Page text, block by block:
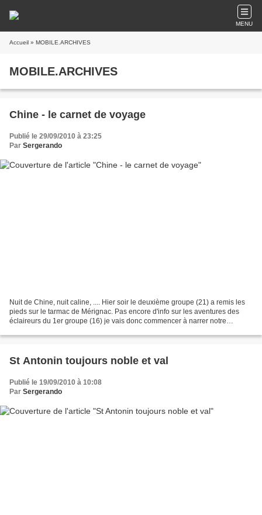
MENU
Accueil » MOBILE.ARCHIVES
MOBILE.ARCHIVES
Chine - le carnet de voyage
Publié le 29/09/2010 à 23:25
Par Sergerando
Nuit de Chine, nuit caline, .... Hier soir le deuxième groupe (21) a remis les
pieds sur le tarmac de Mérignac. Pas encore d'info sur les aventures des
éclaireurs du 1er groupe (16) je vais donc commencer à narrer notre
St Antonin toujours noble et val
Publié le 19/09/2010 à 10:08
Par Sergerando